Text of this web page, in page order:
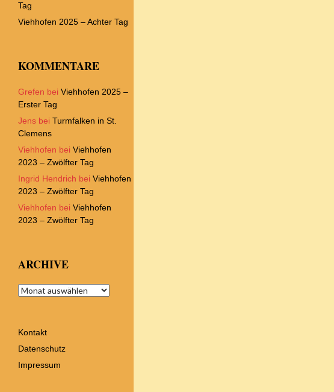
Tag
Viehhofen 2025 – Achter Tag
KOMMENTARE
Grefen bei Viehhofen 2025 –
Erster Tag
Jens bei Turmfalken in St.
Clemens
Viehhofen bei Viehhofen
2023 – Zwölfter Tag
Ingrid Hendrich bei Viehhofen
2023 – Zwölfter Tag
Viehhofen bei Viehhofen
2023 – Zwölfter Tag
ARCHIVE
Archive
Kontakt
Datenschutz
Impressum